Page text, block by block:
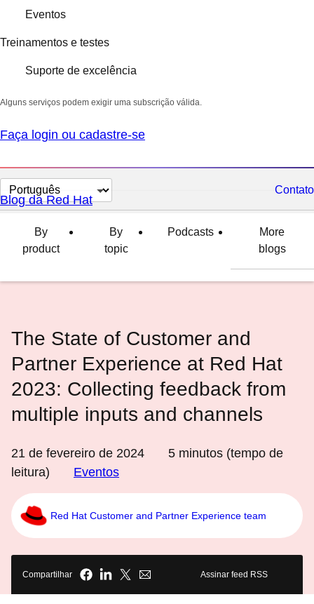
Eventos
Treinamentos e testes
Suporte de excelência
Alguns serviços podem exigir uma subscrição válida.
Faça login ou cadastre-se
Selecionar
idioma
Contato
Blog da Red Hat
By
product
By
topic
Podcasts
More
blogs
The State of Customer and
Partner Experience at Red Hat
2023: Collecting feedback from
multiple inputs and channels
21 de fevereiro de 2024 5 minutos (tempo de
leitura)
Eventos
Red Hat Customer and Partner Experience team
Compartilhar Assinar feed RSS